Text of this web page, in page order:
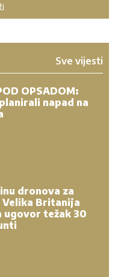
Sve vijesti
OPSADOM:
napad na
dronova za
Velika Britanija
ugovor težak 30